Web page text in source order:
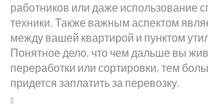
работников или даже использование
техники. Также важным аспектом
между вашей квартирой и пунктом
Понятное дело, что чем дальше вы
переработки или сортировки, тем
придется заплатить за перевозку.